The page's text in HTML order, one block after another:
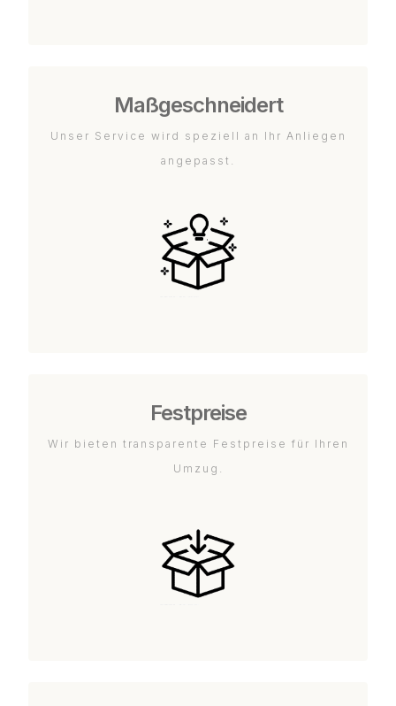
Maßgeschneidert
Unser Service wird speziell an Ihr Anliegen
angepasst.
Festpreise
Wir bieten transparente Festpreise für Ihren
Umzug.